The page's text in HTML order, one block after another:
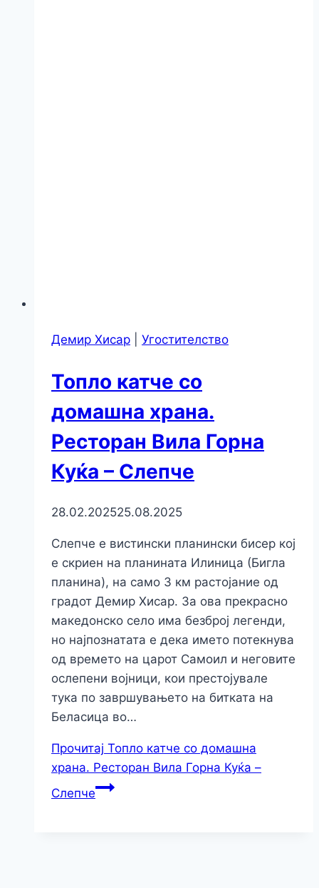
Демир Хисар Угостителство
Топло катче со
домашна храна.
Ресторан Вила Горна
Куќа – Слепче
28.02.202525.08.2025
Слепче е вистински планински бисер кој
е скриен на планината Илиница (Бигла
планина), на само 3 км растојание од
градот Демир Хисар. За ова прекрасно
македонско село има безброј легенди,
но најпознатата е дека името потекнува
од времето на царот Самоил и неговите
ослепени војници, кои престојувале
тука по завршувањето на битката на
Беласица во…
Прочитај Топло катче со домашна
храна. Ресторан Вила Горна Куќа –
Слепче